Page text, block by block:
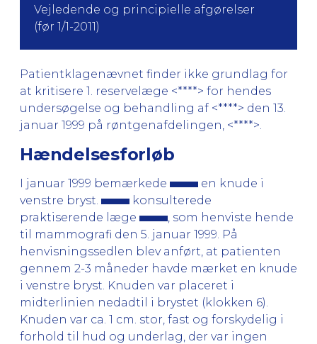
Vejledende og principielle afgørelser
(før 1/1-2011)
Patientklagenævnet finder ikke grundlag for
at kritisere 1. reservelæge <****> for hendes
undersøgelse og behandling af <****> den 13.
januar 1999 på røntgenafdelingen, <****>.
Hændelsesforløb
I januar 1999 bemærkede
en knude i
venstre bryst.
konsulterede
praktiserende læge
, som henviste hende
til mammografi den 5. januar 1999. På
henvisningssedlen blev anført, at patienten
gennem 2-3 måneder havde mærket en knude
i venstre bryst. Knuden var placeret i
midterlinien nedadtil i brystet (klokken 6).
Knuden var ca. 1 cm. stor, fast og forskydelig i
forhold til hud og underlag, der var ingen